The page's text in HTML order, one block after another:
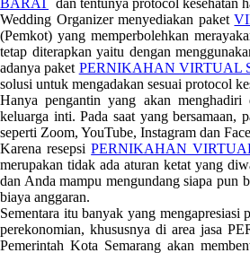
BARAT dan tentunya protocol kesehatan
Wedding Organizer menyediakan paket
(Pemkot) yang memperbolehkan
tetap diterapkan yaitu dengan
adanya paket PERNIKAHAN VIRTUAL
solusi untuk mengadakan sesuai protocol
Hanya pengantin yang akan menghadiri
keluarga inti. Pada saat yang bersamaan,
seperti Zoom, YouTube, Instagram dan
Karena resepsiPERNIKAHAN
merupakan tidak ada aturan ketat yang
dan Anda mampu mengundang siapa pun
biaya anggaran.
Sementara itu banyak yang mengapresiasi
perekonomian, khususnya di area jasa
Pemerintah Kota Semarang akan